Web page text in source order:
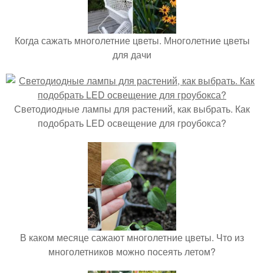
Когда сажать многолетние цветы. Многолетние цветы
для дачи
Светодиодные лампы для растений, как выбрать. Как
подобрать LED освещение для гроубокса?
В каком месяце сажают многолетние цветы. Что из
многолетников можно посеять летом?